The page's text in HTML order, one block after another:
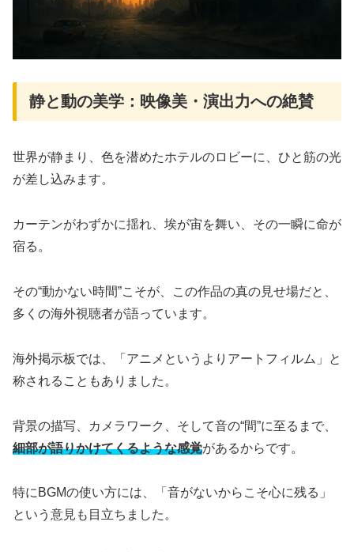
静と動の美学：映像美・演出力への絶賛
世界が静まり、色を潜めたホテルのロビーに、ひと筋の光
が差し込みます。
カーテンがわずかに揺れ、埃が宙を舞い、その一瞬に命が
宿る。
その“動かない時間”こそが、この作品の真の見せ場だと、
多くの海外視聴者が語っています。
海外掲示板では、「アニメというよりアートフィルム」と
称されることもありました。
背景の描写、カメラワーク、そして音の“間”に至るまで、
細部が語りかけてくるような感覚があるからです。
特にBGMの使い方には、「音がないからこそ心に残る」
という意見も目立ちました。